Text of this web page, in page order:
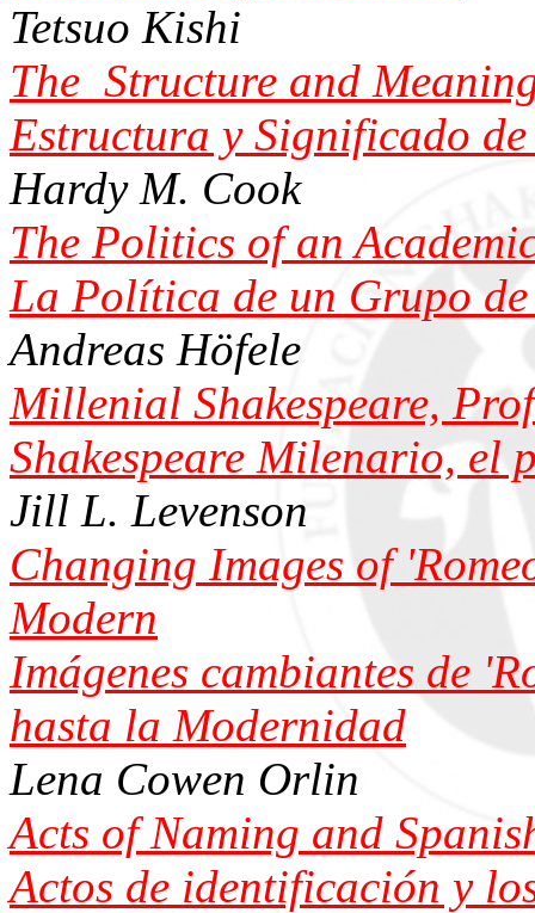
Tetsuo Kishi
The Structure and
Estructura y Significado
Hardy M. Cook
The Politics of an
La Política de un Grupo
Andreas Höfele
Millenial Shakespeare,
Shakespeare Milenario, el
Jill L. Levenson
Changing Images of
Modern
Imágenes cambiantes de
hasta la Modernidad
Lena Cowen Orlin
Acts of Naming and
Actos de identificación y